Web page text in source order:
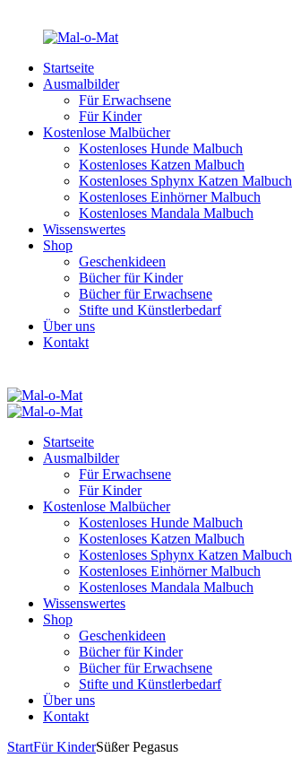
Startseite
Ausmalbilder
Für Erwachsene
Für Kinder
Kostenlose Malbücher
Kostenloses Hunde Malbuch
Kostenloses Katzen Malbuch
Kostenloses Sphynx Katzen Malbuch
Kostenloses Einhörner Malbuch
Kostenloses Mandala Malbuch
Wissenswertes
Shop
Geschenkideen
Bücher für Kinder
Bücher für Erwachsene
Stifte und Künstlerbedarf
Über uns
Kontakt
Startseite
Ausmalbilder
Für Erwachsene
Für Kinder
Kostenlose Malbücher
Kostenloses Hunde Malbuch
Kostenloses Katzen Malbuch
Kostenloses Sphynx Katzen Malbuch
Kostenloses Einhörner Malbuch
Kostenloses Mandala Malbuch
Wissenswertes
Shop
Geschenkideen
Bücher für Kinder
Bücher für Erwachsene
Stifte und Künstlerbedarf
Über uns
Kontakt
StartFür KinderSüßer Pegasus